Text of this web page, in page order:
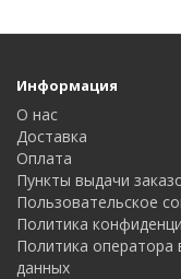
Информация
О нас
Доставка
Оплата
Пункты выдачи
Пользовательское
Политика
Политика
данных